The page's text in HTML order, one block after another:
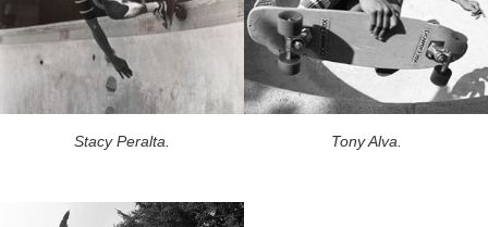
Stacy Peralta. Tony Alva.